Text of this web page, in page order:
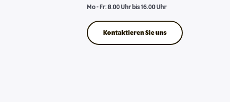
Mo - Fr: 8.00 Uhr bis 16.00 Uhr
Kontaktieren Sie uns